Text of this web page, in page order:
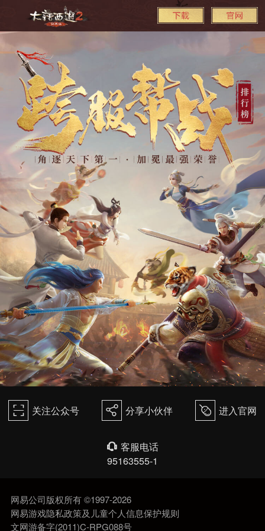
򰀁 关注公众号 򰀂 分享小伙伴 򰀄 进入官网
򰀃 客服电话
95163555-1
网易公司版权所有 ©1997-2026
网易游戏隐私政策及儿童个人信息保护规则
文网游备字(2011)C-RPG088号